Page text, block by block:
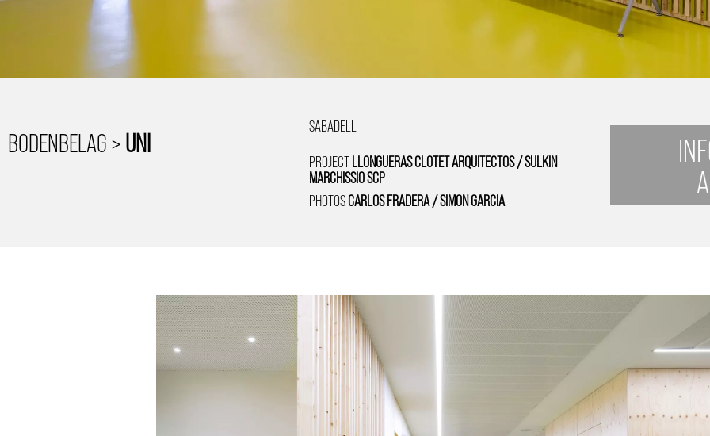
BODENBELAG >UNI
SABADELL
PROJECTLLONGUERAS CLOTET ARQUITECTOS / SULKIN
MARCHISSIO SCP
PHOTOSCARLOS FRADERA / SIMON GARCIA